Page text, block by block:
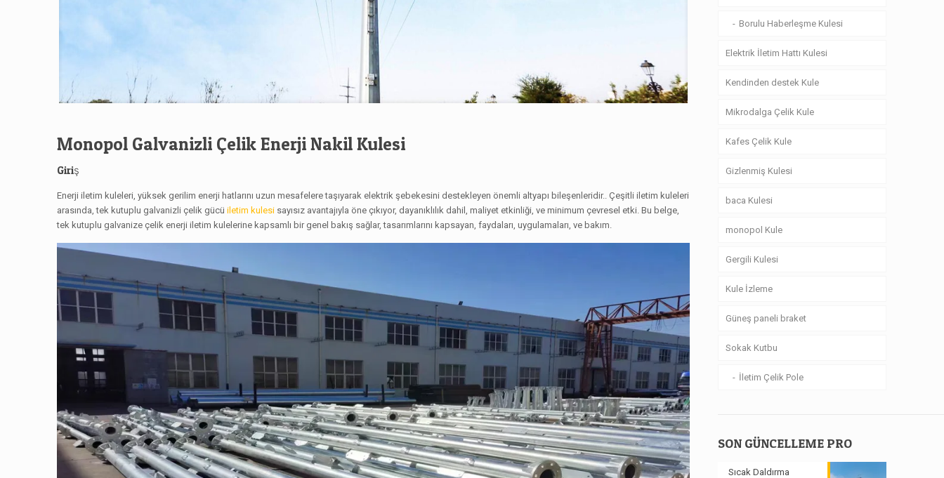
Monopol Galvanizli Çelik Enerji Nakil Kulesi
Giriş
Enerji iletim kuleleri, yüksek gerilim enerji hatlarını uzun mesafelere taşıyarak elektrik şebekesini destekleyen önemli altyapı bileşenleridir.. Çeşitli iletim kuleleri
arasında, tek kutuplu galvanizli çelik gücüiletim kulesi sayısız avantajıyla öne çıkıyor, dayanıklılık dahil, maliyet etkinliği, ve minimum çevresel etki. Bu belge,
tek kutuplu galvanize çelik enerji iletim kulelerine kapsamlı bir genel bakış sağlar, tasarımlarını kapsayan, faydaları, uygulamaları, ve bakım.
Borulu Haberleşme Kulesi
Elektrik İletim Hattı Kulesi
Kendinden destek Kule
Mikrodalga Çelik Kule
Kafes Çelik Kule
Gizlenmiş Kulesi
baca Kulesi
monopol Kule
Gergili Kulesi
Kule İzleme
Güneş paneli braket
Sokak Kutbu
İletim Çelik Pole
SON GÜNCELLEME PRO
Sıcak Daldırma